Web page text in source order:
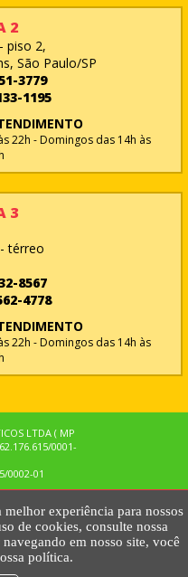
experiência para nossos
de cookies, consulte nossa
em nosso site, você
política.
2
piso 2,
São Paulo/SP
3779
1195
22h - Domingos das 14h às
3
térreo
8567
4778
22h - Domingos das 14h às
LTDA ( MP
0001-
0002-01
RESERVADOS. MKTNOW